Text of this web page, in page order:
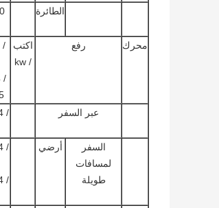
الطائرة
محرك رفع
اكتب
/ kw
/
/
عبر السفر
/
السفر
لمسافات
طويلة
أرضي
/
/